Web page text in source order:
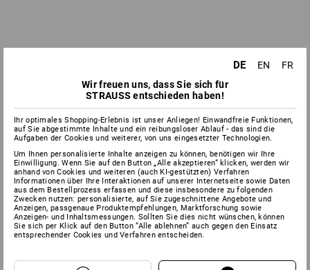
DE EN
FR
Wir freuen uns, dass Sie sich für
STRAUSS entschieden haben!
Ihr optimales Shopping-Erlebnis ist unser Anliegen! Einwandfreie Funktionen,
auf Sie abgestimmte Inhalte und ein reibungsloser Ablauf - das sind die
Aufgaben der Cookies und weiterer, von uns eingesetzter Technologien.
Um Ihnen personalisierte Inhalte anzeigen zu können, benötigen wir Ihre
Einwilligung. Wenn Sie auf den Button „Alle akzeptieren“ klicken, werden wir
anhand von Cookies und weiteren (auch KI-gestützten) Verfahren
Informationen über Ihre Interaktionen auf unserer Internetseite sowie Daten
aus dem Bestellprozess erfassen und diese insbesondere zu folgenden
Zwecken nutzen: personalisierte, auf Sie zugeschnittene Angebote und
Anzeigen, passgenaue Produktempfehlungen, Marktforschung sowie
Anzeigen- und Inhaltsmessungen. Sollten Sie dies nicht wünschen, können
Sie sich per Klick auf den Button “Alle ablehnen” auch gegen den Einsatz
entsprechender Cookies und Verfahren entscheiden.